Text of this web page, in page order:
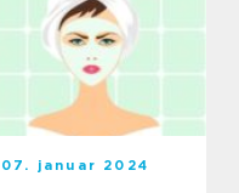
07. januar 2024